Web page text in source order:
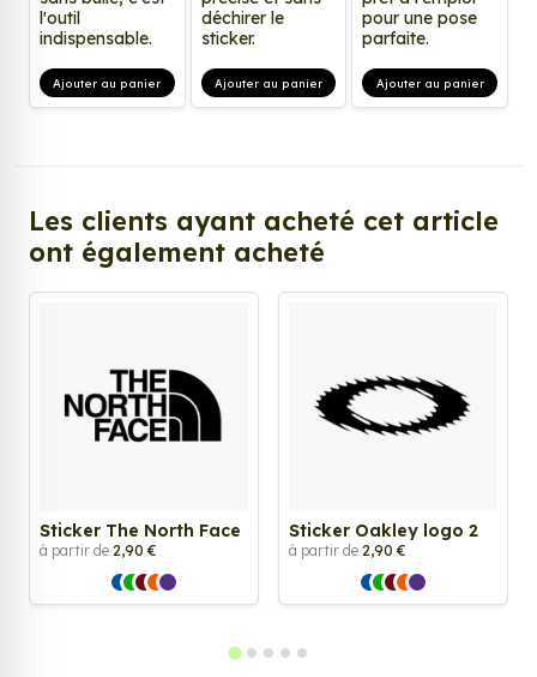
l'outil
indispensable.
Ajouter au panier
déchirer le
sticker.
Ajouter au panier
pour une pose
parfaite.
Ajouter au panier
Les clients ayant acheté cet article
ont également acheté
Sticker The North Face
à partir de 2,90 €
Sticker Oakley logo 2
à partir de 2,90 €